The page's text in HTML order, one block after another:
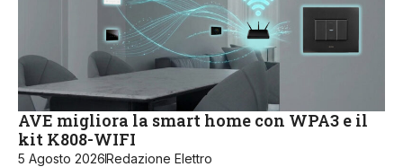
AVE migliora la smart home con WPA3 e il
kit K808-WIFI
5 Agosto 2026Redazione Elettro